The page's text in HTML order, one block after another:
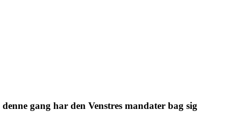
gang har den Venstres mandater bag sig